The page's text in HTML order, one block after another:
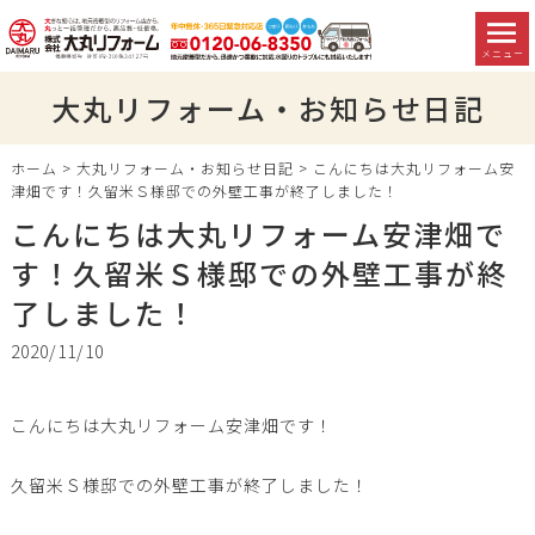
メニュー
大丸リフォーム・お知らせ日記
ホーム > 大丸リフォーム・お知らせ日記 > こんにちは大丸リフォーム安
津畑です！久留米Ｓ様邸での外壁工事が終了しました！
こんにちは大丸リフォーム安津畑で
す！久留米Ｓ様邸での外壁工事が終
了しました！
2020/11/10
こんにちは大丸リフォーム安津畑です！
久留米Ｓ様邸での外壁工事が終了しました！